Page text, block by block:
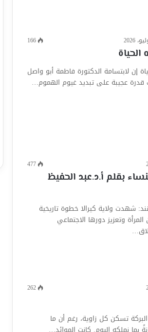
166
إن لابتسامة الدكتورة فاطمة أبو واصل
قدرة عجيبة على تبديد غيوم الهموم…
477
بقلم أ.د.عبد الحفيظ
كيرالا، اله‍ند: شهدت ولاية كيرالا خطوة تاريخية
وتعزيز دورها الاجتماعي
262
تسكن كل زاوية، رغم أن ما